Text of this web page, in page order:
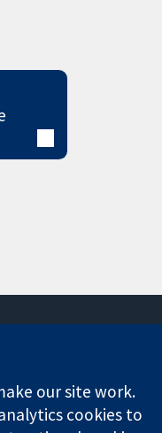
News
Press office
our site work.
cookies to